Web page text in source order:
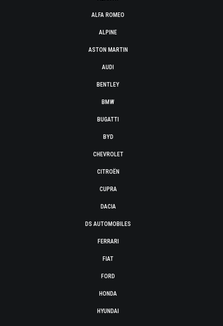
ALFA ROMEO
ALPINE
ASTON MARTIN
AUDI
BENTLEY
BMW
BUGATTI
BYD
CHEVROLET
CITROËN
CUPRA
DACIA
DS AUTOMOBILES
FERRARI
FIAT
FORD
HONDA
HYUNDAI